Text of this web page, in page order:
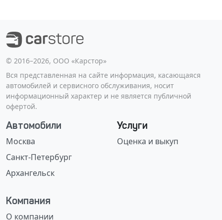
©️ 2016–2026, ООО «Карстор»
Вся представленная на сайте информация, касающаяся
автомобилей и сервисного обслуживания, носит
информационный характер и не является публичной
офертой.
Автомобили
Москва
Санкт-Петербург
Архангельск
Услуги
Оценка и выкуп
Компания
О компании